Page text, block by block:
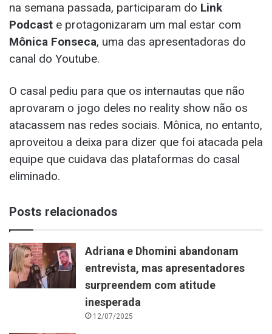
na semana passada, participaram do Link
Podcast e protagonizaram um mal estar com
Mônica Fonseca, uma das apresentadoras do
canal do Youtube.
O casal pediu para que os internautas que não
aprovaram o jogo deles no reality show não os
atacassem nas redes sociais. Mônica, no entanto,
aproveitou a deixa para dizer que foi atacada pela
equipe que cuidava das plataformas do casal
eliminado.
Posts relacionados
Adriana e Dhomini abandonam
entrevista, mas apresentadores
surpreendem com atitude
inesperada
12/07/2025